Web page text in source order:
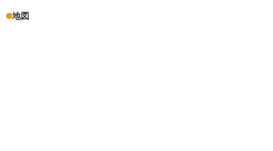
地図